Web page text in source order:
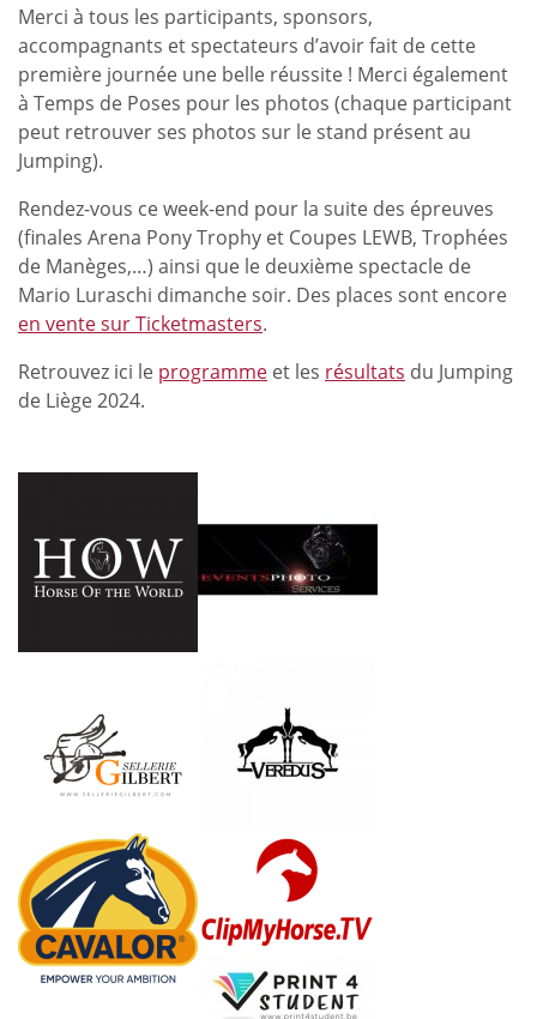
Merci à tous les participants, sponsors,
accompagnants et spectateurs d’avoir fait de cette
première journée une belle réussite ! Merci également
à Temps de Poses pour les photos (chaque participant
peut retrouver ses photos sur le stand présent au
Jumping).
Rendez-vous ce week-end pour la suite des épreuves
(finales Arena Pony Trophy et Coupes LEWB, Trophées
de Manèges,…) ainsi que le deuxième spectacle de
Mario Luraschi dimanche soir. Des places sont encore
en vente sur Ticketmasters.
Retrouvez ici le programme et les résultats du Jumping
de Liège 2024.